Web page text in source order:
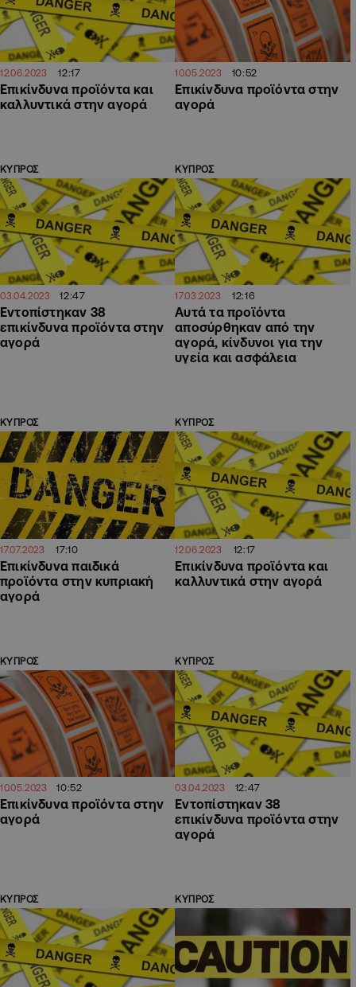
12.06.2023 12:17
Επικίνδυνα προϊόντα και
καλλυντικά στην αγορά
10.05.2023 10:52
Επικίνδυνα προϊόντα στην
αγορά
ΚΥΠΡΟΣ
03.04.2023 12:47
Εντοπίστηκαν 38
επικίνδυνα προϊόντα στην
αγορά
ΚΥΠΡΟΣ
17.03.2023 12:16
Αυτά τα προϊόντα
αποσύρθηκαν από την
αγορά, κίνδυνοι για την
υγεία και ασφάλεια
ΚΥΠΡΟΣ
17.07.2023 17:10
Επικίνδυνα παιδικά
προϊόντα στην κυπριακή
αγορά
ΚΥΠΡΟΣ
12.06.2023 12:17
Επικίνδυνα προϊόντα και
καλλυντικά στην αγορά
ΚΥΠΡΟΣ
10.05.2023 10:52
Επικίνδυνα προϊόντα στην
αγορά
ΚΥΠΡΟΣ
03.04.2023 12:47
Εντοπίστηκαν 38
επικίνδυνα προϊόντα στην
αγορά
ΚΥΠΡΟΣ ΚΥΠΡΟΣ